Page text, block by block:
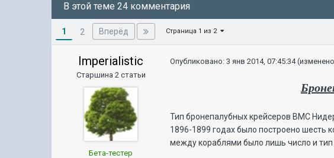
В этой теме 24 комментария
1 2 Вперёд Страница 1 из 2
Imperialistic
Старшина 2 статьи
Бета-тестер
Опубликовано:3 янв 2014, 07:45:34
Тип бронепалубных крейсеров ВМС
1896-1899 годах было построено шесть
между кораблями было лишь число и тип